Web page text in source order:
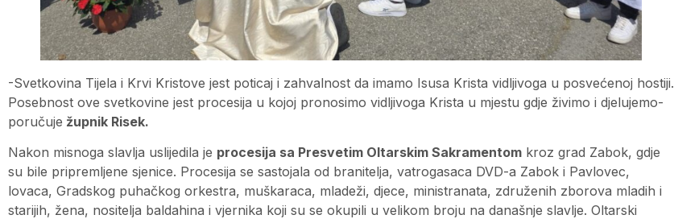
-Svetkovina Tijela i Krvi Kristove jest poticaj i zahvalnost da imamo Isusa Krista vidljivoga u posvećenoj hostiji.
Posebnost ove svetkovine jest procesija u kojoj pronosimo vidljivoga Krista u mjestu gdje živimo i djelujemo-
poručuje župnik Risek.
Nakon misnoga slavlja uslijedila je procesija sa Presvetim Oltarskim Sakramentom kroz grad Zabok, gdje
su bile pripremljene sjenice. Procesija se sastojala od branitelja, vatrogasaca DVD-a Zabok i Pavlovec,
lovaca, Gradskog puhačkog orkestra, muškaraca, mladeži, djece, ministranata, združenih zborova mladih i
starijih, žena, nositelja baldahina i vjernika koji su se okupili u velikom broju na današnje slavlje. Oltarski